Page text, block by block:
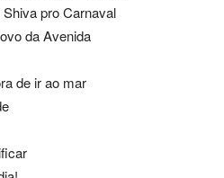
pro Carnaval
da Avenida
de ir ao mar